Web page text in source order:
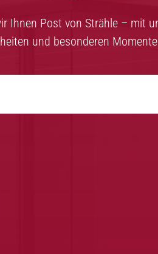
Ihnen Post von Strähle – mit
und besonderen